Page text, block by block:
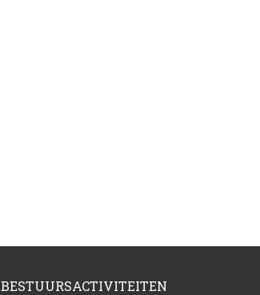
BESTUURSACTIVITEITEN